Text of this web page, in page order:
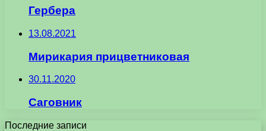
Гербера
13.08.2021
Мирикария прицветниковая
30.11.2020
Саговник
Последние записи